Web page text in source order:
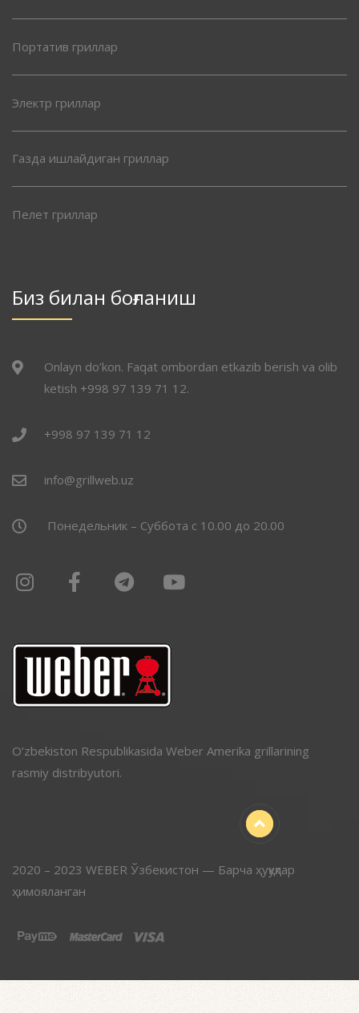
Портатив гриллар
Электр гриллар
Газда ишлайдиган гриллар
Пелет гриллар
Биз билан боғланиш
Onlayn do’kon. Faqat ombordan etkazib berish va olib
ketish +998 97 139 71 12.
+998 97 139 71 12
info@grillweb.uz
Понедельник – Суббота с 10.00 до 20.00
O’zbekiston Respublikasida Weber Amerika grillarining
rasmiy distribyutori.
2020 – 2023 WEBER Ўзбекистон — Барча ҳуқуқлар
ҳимояланган